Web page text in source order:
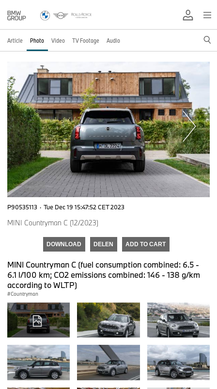
Article Photo Video TV Footage Audio
P90535113 · Tue Dec 19 15:47:52 CET 2023
MINI Countryman C (12/2023)
DOWNLOAD DELEN ADD TO CART
MINI Countryman C (fuel consumption combined: 6.5 -
6.1 l/100 km; CO2 emissions combined: 146 - 138 g/km
according to WLTP)
Countryman